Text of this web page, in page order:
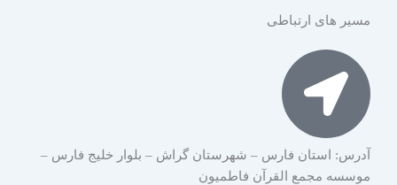
مسیر های ارتباطی
آدرس: استان فارس – شهرستان گراش – بلوار خلیج فارس –
موسسه مجمع القرآن فاطمیون